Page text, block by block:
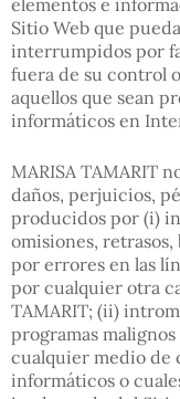
Sitio Web que
interrumpidos por
fuera de su control
aquellos que sean
informáticos en
MARISA TAMARIT
daños, perjuicios,
producidos por (i)
omisiones, retrasos,
por errores en las
por cualquier otra
TAMARIT; (ii)
programas
cualquier medio de
informáticos o